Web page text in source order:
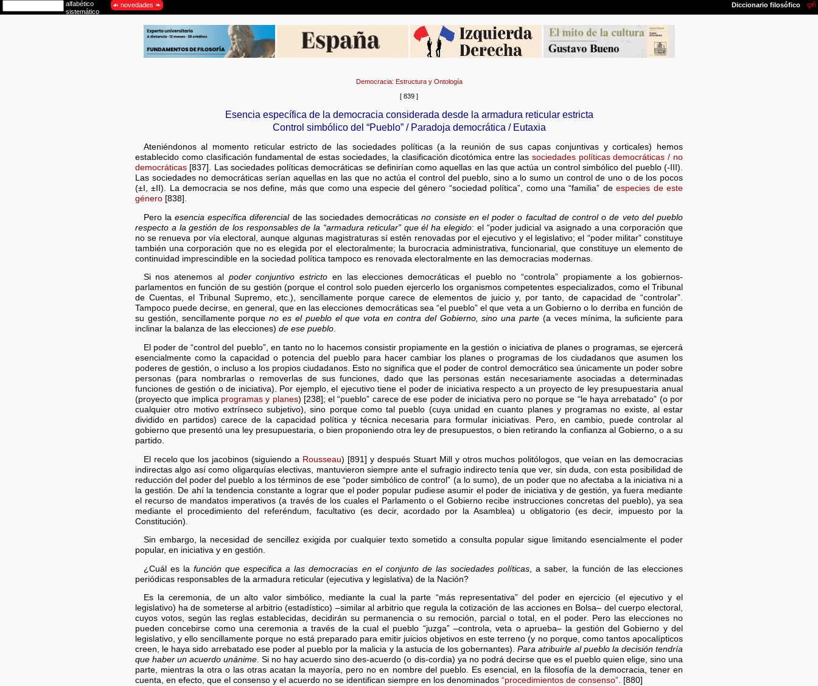
Democracia: Estructura y Ontología
[ 839 ]
Esencia específica de la democracia considerada desde la armadura reticular estricta
Control simbólico del “Pueblo” / Paradoja democrática / Eutaxia
Ateniéndonos al momento reticular estricto de las sociedades políticas (a la reunión de sus capas conjuntivas y corticales) hemos
establecido como clasificación fundamental de estas sociedades, la clasificación dicotómica entre las sociedades políticas democráticas / no
democráticas [837]. Las sociedades políticas democráticas se definirían como aquellas en las que actúa un control simbólico del pueblo (-III).
Las sociedades no democráticas serían aquellas en las que no actúa el control del pueblo, sino a lo sumo un control de uno o de los pocos
(±I, ±II). La democracia se nos define, más que como una especie del género “sociedad política”, como una “familia” deespecies de este
género [838].
Pero la esencia específica diferencialde las sociedades democráticasno consiste en el poder o facultad de control o de veto del pueblo
respecto a la gestión de los responsables de la “armadura reticular” que él ha elegido: el “poder judicial va asignado a una corporación que
no se renueva por vía electoral, aunque algunas magistraturas sí estén renovadas por el ejecutivo y el legislativo; el “poder militar” constituye
también una corporación que no es elegida por el electoralmente; la burocracia administrativa, funcionarial, que constituye un elemento de
continuidad imprescindible en la sociedad política tampoco es renovada electoralmente en las democracias modernas.
Si nos atenemos al poder conjuntivo estricto en las elecciones democráticas el pueblo no “controla” propiamente a los gobiernos-
parlamentos en función de su gestión (porque el control solo pueden ejercerlo los organismos competentes especializados, como el Tribunal
de Cuentas, el Tribunal Supremo, etc.), sencillamente porque carece de elementos de juicio y, por tanto, de capacidad de “controlar”.
Tampoco puede decirse, en general, que en las elecciones democráticas sea “el pueblo” el que veta a un Gobierno o lo derriba en función de
su gestión, sencillamente porqueno es el pueblo el que vota en contra del Gobierno, sino una parte (a veces mínima, la suficiente para
inclinar la balanza de las elecciones) de ese pueblo.
El poder de “control del pueblo”, en tanto no lo hacemos consistir propiamente en la gestión o iniciativa de planes o programas, se ejercerá
esencialmente como la capacidad o potencia del pueblo para hacer cambiar los planes o programas de los ciudadanos que asumen los
poderes de gestión, o incluso a los propios ciudadanos. Esto no significa que el poder de control democrático sea únicamente un poder sobre
personas (para nombrarlas o removerlas de sus funciones, dado que las personas están necesariamente asociadas a determinadas
funciones de gestión o de iniciativa). Por ejemplo, el ejecutivo tiene el poder de iniciativa respecto a un proyecto de ley presupuestaria anual
(proyecto que implica programas y planes) [238]; el “pueblo” carece de ese poder de iniciativa pero no porque se “le haya arrebatado” (o por
cualquier otro motivo extrínseco subjetivo), sino porque como tal pueblo (cuya unidad en cuanto planes y programas no existe, al estar
dividido en partidos) carece de la capacidad política y técnica necesaria para formular iniciativas. Pero, en cambio, puede controlar al
gobierno que presentó una ley presupuestaria, o bien proponiendo otra ley de presupuestos, o bien retirando la confianza al Gobierno, o a su
partido.
El recelo que los jacobinos (siguiendo a Rousseau) [891] y después Stuart Mill y otros muchos politólogos, que veían en las democracias
indirectas algo así como oligarquías electivas, mantuvieron siempre ante el sufragio indirecto tenía que ver, sin duda, con esta posibilidad de
reducción del poder del pueblo a los términos de ese “poder simbólico de control” (a lo sumo), de un poder que no afectaba a la iniciativa ni a
la gestión. De ahí la tendencia constante a lograr que el poder popular pudiese asumir el poder de iniciativa y de gestión, ya fuera mediante
el recurso de mandatos imperativos (a través de los cuales el Parlamento o el Gobierno recibe instrucciones concretas del pueblo), ya sea
mediante el procedimiento del referéndum, facultativo (es decir, acordado por la Asamblea) u obligatorio (es decir, impuesto por la
Constitución).
Sin embargo, la necesidad de sencillez exigida por cualquier texto sometido a consulta popular sigue limitando esencialmente el poder
popular, en iniciativa y en gestión.
¿Cuál es la función que especifica a las democracias en el conjunto de las sociedades políticas , a saber, la función de las elecciones
periódicas responsables de la armadura reticular (ejecutiva y legislativa) de la Nación?
Es la ceremonia, de un alto valor simbólico, mediante la cual la parte “más representativa” del poder en ejercicio (el ejecutivo y el
legislativo) ha de someterse al arbitrio (estadístico) –similar al arbitrio que regula la cotización de las acciones en Bolsa– del cuerpo electoral,
cuyos votos, según las reglas establecidas, decidirán su permanencia o su remoción, parcial o total, en el poder. Pero las elecciones no
pueden concebirse como una ceremonia a través de la cual el pueblo “juzga” –controla, veta o aprueba– la gestión del Gobierno y del
legislativo, y ello sencillamente porque no está preparado para emitir juicios objetivos en este terreno (y no porque, como tantos apocalípticos
creen, le haya sido arrebatado ese poder al pueblo por la malicia y la astucia de los gobernantes).Para atribuirle al pueblo la decisión tendría
que haber un acuerdo unánime. Si no hay acuerdo sino des-acuerdo (o dis-cordia) ya no podrá decirse que es el pueblo quien elige, sino una
parte, mientras la otra o las otras acatan la mayoría, pero no en nombre del pueblo. Es esencial, en la filosofía de la democracia, tener en
cuenta, en efecto, que el consenso y el acuerdo no se identifican siempre en los denominados “procedimientos de consenso”. [880]